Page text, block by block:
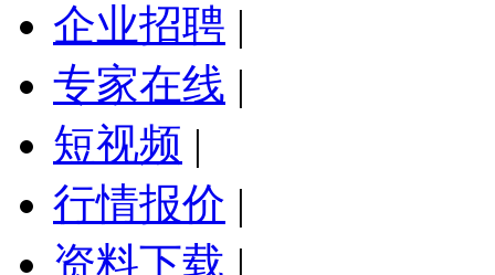
企业招聘 |
专家在线 |
短视频 |
行情报价 |
资料下载 |